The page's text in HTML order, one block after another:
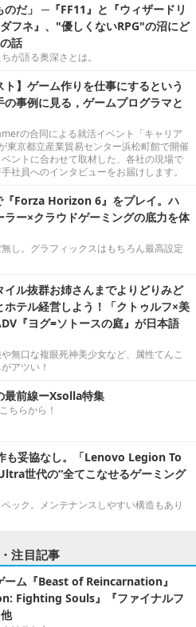
のだ」 ─『FF11』と『ウィザードリ
フネ』、"優しくないRPG"の沼にど
話
が語る奥深さとは。
ト】ゲーム作りを仕事にするという
の事例に見る，ゲームプログラマと
の合同による就活イベント「キャリア
東京都立産業貿易センター浜松町館で開催
ントに合わせて取材した、各社の現場で
社員へのインタビューをお届けします。
Forza Horizon 6』をプレイ。ハ
ラー×クラウドゲーミングの底力を体
し。グラフィックスはもちろん最高設定
イル抜群お姉さんまでよりどりみど
ホテル経営しよう！「クトゥルフ×美
『ヨグ=ソトースの庭』が日本語
無口な複眼死神美少女など、属性てんこ
アツい！
最前線ーXsolla特集
ちらから！
も妥協なし。「Lenovo Legion To
世代の“全てこなせるゲーミング
ック。メンテナンスしやすい構造もあり
注目記事
ーム『Beast of Reincarnation』
Fighting Souls』『ファイナルフ